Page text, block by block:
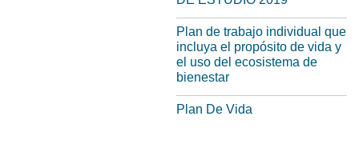
Plan de trabajo individual que
incluya el propósito de vida y
el uso del ecosistema de
bienestar
Plan De Vida